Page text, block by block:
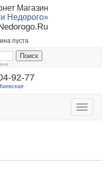
Магазин
Недорого»
пуста
92-77
Toggle